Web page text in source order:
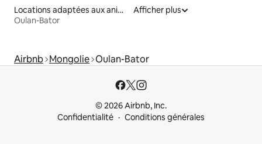
Locations adaptées aux animaux
Oulan-Bator
Afficher plus
Airbnb Mongolie Oulan-Bator
© 2026 Airbnb, Inc.
Confidentialité
Conditions générales